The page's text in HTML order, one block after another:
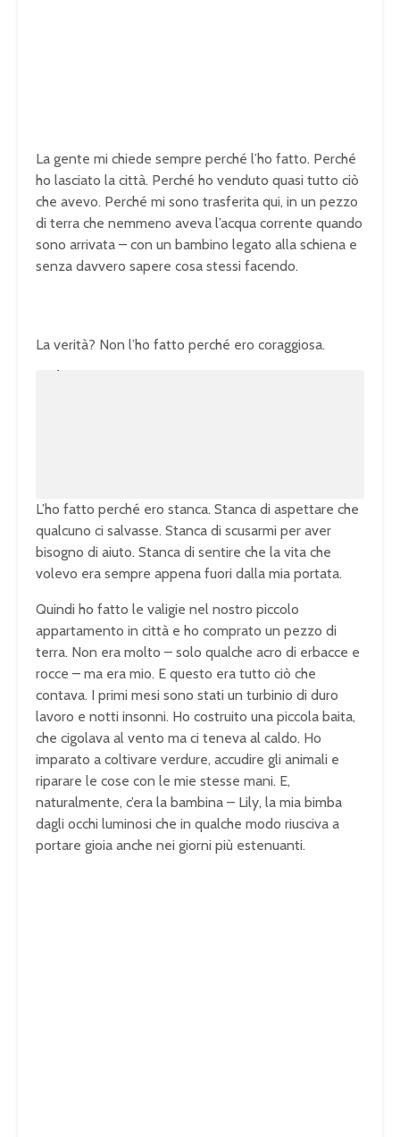
La gente mi chiede sempre perché l’ho fatto. Perché
ho lasciato la città. Perché ho venduto quasi tutto ciò
che avevo. Perché mi sono trasferita qui, in un pezzo
di terra che nemmeno aveva l’acqua corrente quando
sono arrivata – con un bambino legato alla schiena e
senza davvero sapere cosa stessi facendo.
La verità? Non l’ho fatto perché ero coraggiosa.
L’ho fatto perché ero stanca. Stanca di aspettare che
qualcuno ci salvasse. Stanca di scusarmi per aver
bisogno di aiuto. Stanca di sentire che la vita che
volevo era sempre appena fuori dalla mia portata.
Quindi ho fatto le valigie nel nostro piccolo
appartamento in città e ho comprato un pezzo di
terra. Non era molto – solo qualche acro di erbacce e
rocce – ma era mio. E questo era tutto ciò che
contava. I primi mesi sono stati un turbinio di duro
lavoro e notti insonni. Ho costruito una piccola baita,
che cigolava al vento ma ci teneva al caldo. Ho
imparato a coltivare verdure, accudire gli animali e
riparare le cose con le mie stesse mani. E,
naturalmente, c’era la bambina – Lily, la mia bimba
dagli occhi luminosi che in qualche modo riusciva a
portare gioia anche nei giorni più estenuanti.